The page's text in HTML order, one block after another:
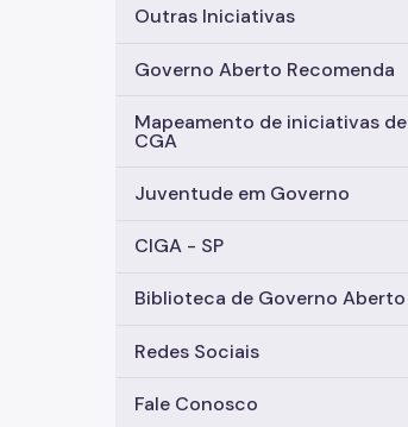
Outras Iniciativas
Governo Aberto Recomenda
Mapeamento de iniciativas de
CGA
Juventude em Governo
CIGA - SP
Biblioteca de Governo Aberto
Redes Sociais
Fale Conosco